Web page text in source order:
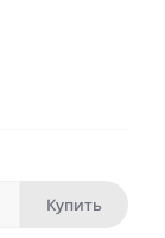
Купить